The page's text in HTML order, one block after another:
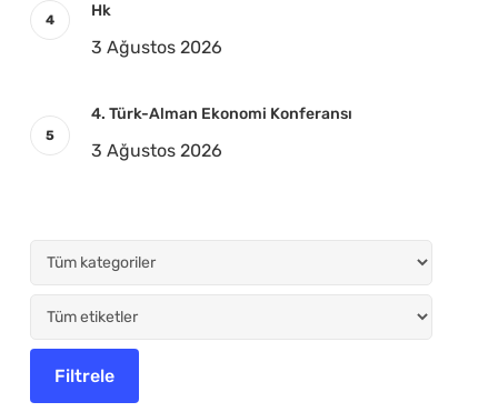
Hk
3 Ağustos 2026
4. Türk-Alman Ekonomi Konferansı
3 Ağustos 2026